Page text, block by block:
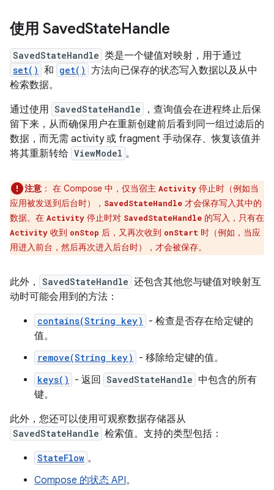
使用 SavedStateHandle
SavedStateHandle 类是一个键值对映射，用于通过
set() 和 get() 方法向已保存的状态写入数据以及从中
检索数据。
通过使用 SavedStateHandle
，查询值会在进程终止后保
留下来，从而确保用户在重新创建前后看到同一组过滤后的
数据，而无需 activity 或 fragment 手动保存、恢复该值并
将其重新转给 ViewModel 。
注意 ： 在 Compose 中，仅当宿主 Activity 停止时（例如当
应用被发送到后台时）， SavedStateHandle 才会保存写入其中的
数据。在 Activity 停止时对 SavedStateHandle 的写入，只有在
Activity 收到 onStop 后，又再次收到 onStart 时（例如，当应
用进入前台，然后再次进入后台时），才会被保存。
此外， SavedStateHandle 还包含其他您与键值对映射互
动时可能会用到的方法：
contains(String key)
- 检查是否存在给定键的
值。
remove(String key) - 移除给定键的值。
keys() - 返回 SavedStateHandle 中包含的所有
键。
此外，您还可以使用可观察数据存储器从
SavedStateHandle 检索值。支持的类型包括：
StateFlow 。
Compose 的状态 API。